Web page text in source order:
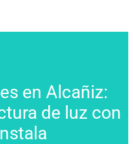
en Alcañiz:
de luz con